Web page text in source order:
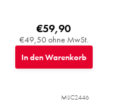
€49,50 ohne MwSt.
€59,90
In den Warenkorb
MIJC2446